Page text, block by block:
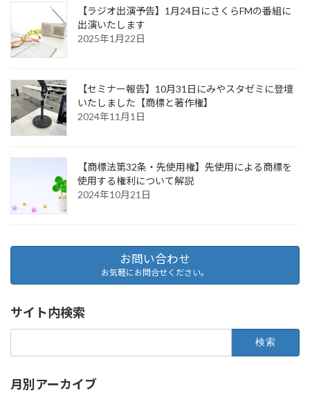
【ラジオ出演予告】1月24日にさくらFMの番組に
出演いたします
2025年1月22日
【セミナー報告】10月31日にみやスタゼミに登壇
いたしました【商標と著作権】
2024年11月1日
【商標法第32条・先使用権】先使用による商標を
使用する権利について解説
2024年10月21日
お問い合わせ
お気軽にお問合せください。
サイト内検索
月別アーカイブ